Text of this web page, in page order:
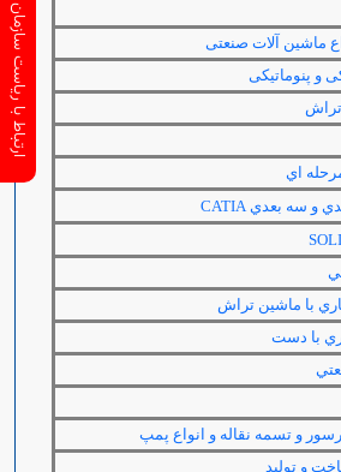
ماشین آلات صنعتی
و پنوماتیکی
اي
و سه بعديCATIA
با ماشين تراش
با دست
و تسمه نقاله و انواع پمپ
و توليد
ارتباط با ریاست سازمان